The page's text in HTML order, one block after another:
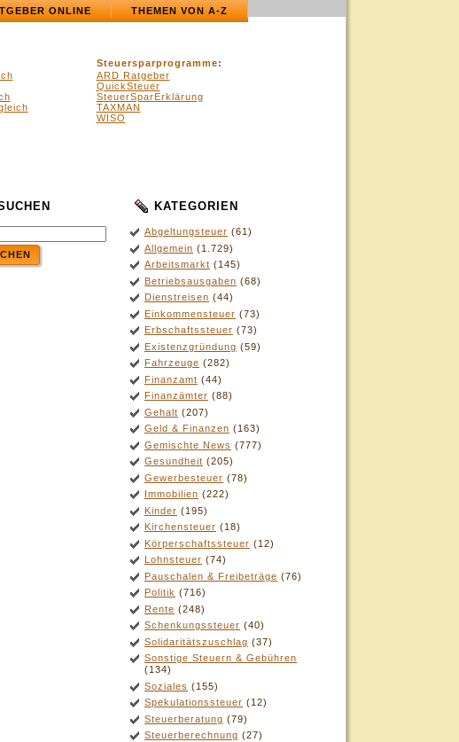
ONLINE THEMEN VON A-Z
Steuersparprogramme:
ARD Ratgeber
QuickSteuer
SteuerSparErklärung
TAXMAN
WISO
KATEGORIEN
Abgeltungsteuer (61)
Allgemein (1.729)
Arbeitsmarkt (145)
Betriebsausgaben (68)
Dienstreisen (44)
Einkommensteuer (73)
Erbschaftssteuer (73)
Existenzgründung (59)
Fahrzeuge (282)
Finanzamt (44)
Finanzämter (88)
Gehalt (207)
Geld & Finanzen (163)
Gemischte News (777)
Gesundheit (205)
Gewerbesteuer (78)
Immobilien (222)
Kinder (195)
Kirchensteuer (18)
Körperschaftssteuer (12)
Lohnsteuer (74)
Pauschalen & Freibeträge (76)
Politik (716)
Rente (248)
Schenkungssteuer (40)
Solidaritätszuschlag (37)
Sonstige Steuern & Gebühren
(134)
Soziales (155)
Spekulationssteuer (12)
Steuerberatung (79)
Steuerberechnung (27)